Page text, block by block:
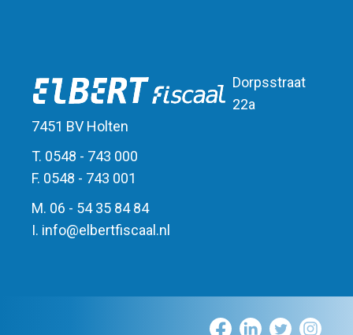
Dorpsstraat
22a
7451 BV Holten
T. 0548 - 743 000
F. 0548 - 743 001
M. 06 - 54 35 84 84
I. info@elbertfiscaal.nl